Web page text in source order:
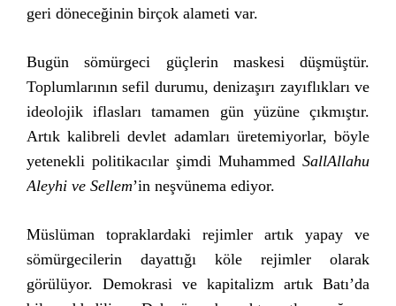
geri döneceğinin birçok alameti var.
Bugün sömürgeci güçlerin maskesi düşmüştür.
Toplumlarının sefil durumu, denizaşırı zayıflıkları ve
ideolojik iflasları tamamen gün yüzüne çıkmıştır.
Artık kalibreli devlet adamları üretemiyorlar, böyle
yetenekli politikacılar şimdi Muhammed SallAllahu
Aleyhi ve Sellem’in neşvünema ediyor.
Müslüman topraklardaki rejimler artık yapay ve
sömürgecilerin dayattığı köle rejimler olarak
görülüyor. Demokrasi ve kapitalizm artık Batı’da